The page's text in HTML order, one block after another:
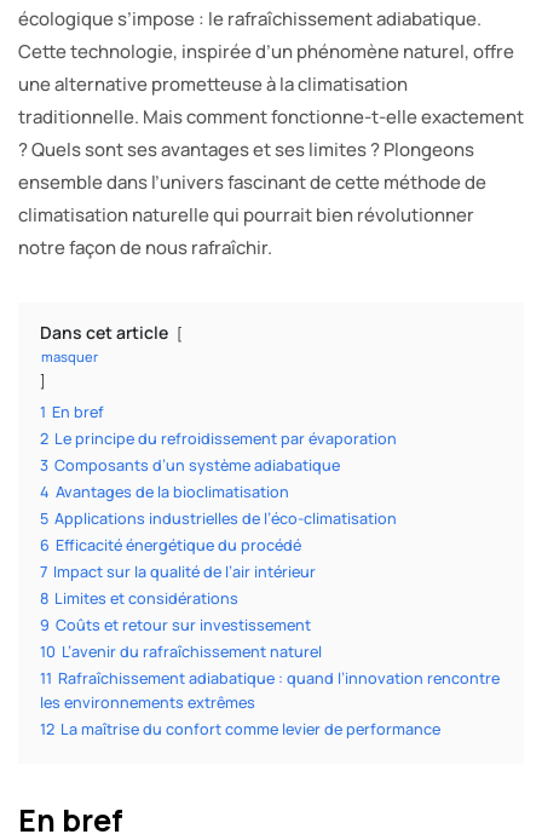
écologique s’impose : le rafraîchissement adiabatique.
Cette technologie, inspirée d’un phénomène naturel, offre
une alternative prometteuse à la climatisation
traditionnelle. Mais comment fonctionne-t-elle exactement
? Quels sont ses avantages et ses limites ? Plongeons
ensemble dans l’univers fascinant de cette méthode de
climatisation naturelle qui pourrait bien révolutionner
notre façon de nous rafraîchir.
Dans cet article
masquer
1 En bref
2 Le principe du refroidissement par évaporation
3 Composants d’un système adiabatique
4 Avantages de la bioclimatisation
5 Applications industrielles de l’éco-climatisation
6 Efficacité énergétique du procédé
7 Impact sur la qualité de l’air intérieur
8 Limites et considérations
9 Coûts et retour sur investissement
10 L’avenir du rafraîchissement naturel
11 Rafraîchissement adiabatique : quand l’innovation rencontre
les environnements extrêmes
12 La maîtrise du confort comme levier de performance
En bref